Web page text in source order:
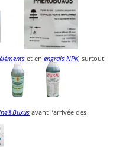
et en engrais NPK, surtout
avant l’arrivée des